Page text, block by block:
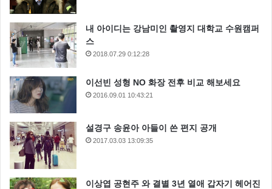
내 아이디는 강남미인 촬영지 대학교 수원캠퍼
스
2018.07.29 0:12:28
이선빈 성형 NO 화장 전후 비교 해보세요
2016.09.01 10:43:21
설경구 송윤아 아들이 쓴 편지 공개
2017.03.03 13:09:35
이상엽 공현주 와 결별 3년 열애 갑자기 헤어진